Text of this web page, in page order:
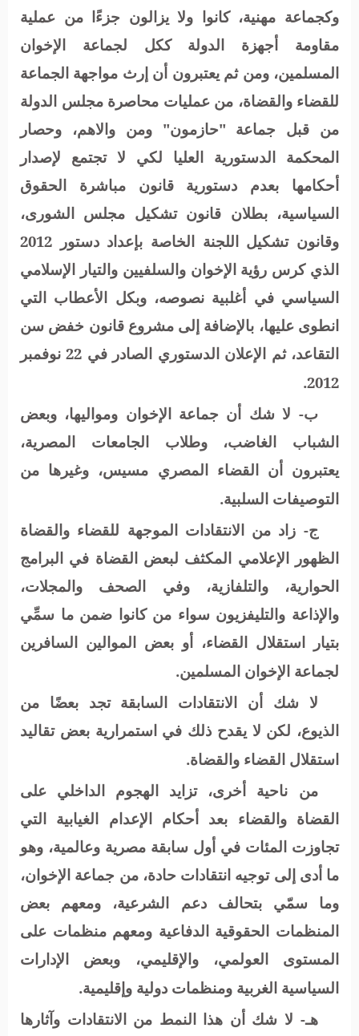
وكجماعة مهنية، كانوا ولا يزالون جزءًا من عملية
مقاومة أجهزة الدولة ككل لجماعة الإخوان
المسلمين، ومن ثم يعتبرون أن إرث مواجهة الجماعة
للقضاء والقضاة، من عمليات محاصرة مجلس الدولة
من قبل جماعة "حازمون" ومن والاهم، وحصار
المحكمة الدستورية العليا لكي لا تجتمع لإصدار
أحكامها بعدم دستورية قانون مباشرة الحقوق
السياسية، بطلان قانون تشكيل مجلس الشورى،
وقانون تشكيل اللجنة الخاصة بإعداد دستور 2012
الذي كرس رؤية الإخوان والسلفيين والتيار الإسلامي
السياسي في أغلبية نصوصه، وبكل الأعطاب التي
انطوى عليها، بالإضافة إلى مشروع قانون خفض سن
التقاعد، ثم الإعلان الدستوري الصادر في 22 نوفمبر
2012.
ب- لا شك أن جماعة الإخوان ومواليها، وبعض
الشباب الغاضب، وطلاب الجامعات المصرية،
يعتبرون أن القضاء المصري مسيس، وغيرها من
التوصيفات السلبية.
ج- زاد من الانتقادات الموجهة للقضاء والقضاة
الظهور الإعلامي المكثف لبعض القضاة في البرامج
الحوارية، والتلفازية، وفي الصحف والمجلات،
والإذاعة والتليفزيون سواء من كانوا ضمن ما سمِّي
بتيار استقلال القضاء، أو بعض الموالين السافرين
لجماعة الإخوان المسلمين.
لا شك أن الانتقادات السابقة تجد بعضًا من
الذيوع، لكن لا يقدح ذلك في استمرارية بعض تقاليد
استقلال القضاء والقضاة.
من ناحية أخرى، تزايد الهجوم الداخلي على
القضاة والقضاء بعد أحكام الإعدام الغيابية التي
تجاوزت المئات في أول سابقة مصرية وعالمية، وهو
ما أدى إلى توجيه انتقادات حادة، من جماعة الإخوان،
وما سمّي بتحالف دعم الشرعية، ومعهم بعض
المنظمات الحقوقية الدفاعية ومعهم منظمات على
المستوى العولمي، والإقليمي، وبعض الإدارات
السياسية الغربية ومنظمات دولية وإقليمية.
هـ- لا شك أن هذا النمط من الانتقادات وآثارها